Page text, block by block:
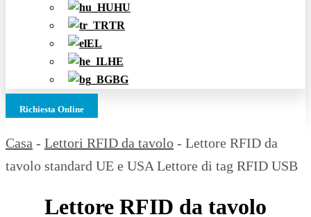
HU
TR
EL
HE
BG
Richiesta Online
Casa - Lettori RFID da tavolo - Lettore RFID da
tavolo standard UE e USA Lettore di tag RFID USB
Lettore RFID da tavolo